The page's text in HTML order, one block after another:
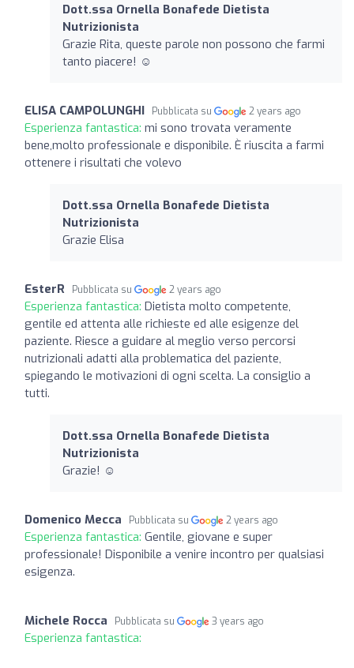
Dott.ssa Ornella Bonafede Dietista
Nutrizionista
Grazie Rita, queste parole non possono che farmi
tanto piacere! ☺️
ELISA CAMPOLUNGHI Pubblicata su 2 years ago
Esperienza fantastica: mi sono trovata veramente
bene,molto professionale e disponibile. È riuscita a farmi
ottenere i risultati che volevo
Dott.ssa Ornella Bonafede Dietista
Nutrizionista
Grazie Elisa
EsterR Pubblicata su 2 years ago
Esperienza fantastica: Dietista molto competente,
gentile ed attenta alle richieste ed alle esigenze del
paziente. Riesce a guidare al meglio verso percorsi
nutrizionali adatti alla problematica del paziente,
spiegando le motivazioni di ogni scelta. La consiglio a
tutti.
Dott.ssa Ornella Bonafede Dietista
Nutrizionista
Grazie! ☺️
Domenico Mecca Pubblicata su 2 years ago
Esperienza fantastica: Gentile, giovane e super
professionale! Disponibile a venire incontro per qualsiasi
esigenza.
Michele Rocca Pubblicata su 3 years ago
Esperienza fantastica: